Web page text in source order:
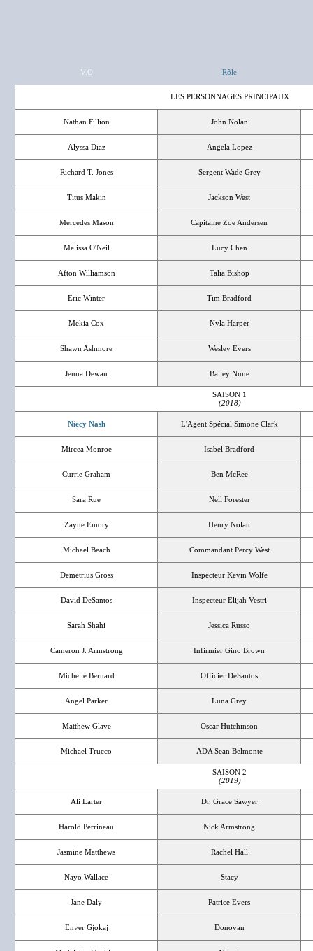
V.O Rôle
LES PERSONNAGES PRINCIPAUX
Nathan Fillion John Nolan
Alyssa Diaz Angela Lopez
Richard T. Jones Sergent Wade Grey
Titus Makin Jackson West
Mercedes Mason Capitaine Zoe Andersen
Melissa O'Neil Lucy Chen
Afton Williamson Talia Bishop
Eric Winter Tim Bradford
Mekia Cox Nyla Harper
Shawn Ashmore Wesley Evers
Jenna Dewan Bailey Nune
SAISON 1
(2018)
Niecy Nash L'Agent Spécial Simone Clark
Mircea Monroe Isabel Bradford
Currie Graham Ben McRee
Sara Rue Nell Forester
Zayne Emory Henry Nolan
Michael Beach Commandant Percy West
Demetrius Gross Inspecteur Kevin Wolfe
David DeSantos Inspecteur Elijah Vestri
Sarah Shahi Jessica Russo
Cameron J. Armstrong Infirmier Gino Brown
Michelle Bernard Officier DeSantos
Angel Parker Luna Grey
Matthew Glave Oscar Hutchinson
Michael Trucco ADA Sean Belmonte
SAISON 2
(2019)
Ali Larter Dr. Grace Sawyer
Harold Perrineau Nick Armstrong
Jasmine Matthews Rachel Hall
Nayo Wallace Stacy
Jane Daly Patrice Evers
Enver Gjokaj Donovan